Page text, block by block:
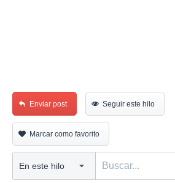
Enviar post Seguir este hilo
Marcar como favorito